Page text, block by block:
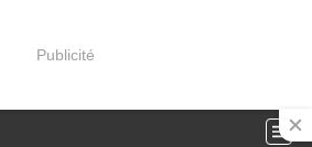
Publicité